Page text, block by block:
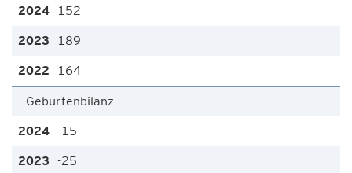
152
189
164
Geburtenbilanz
-15
-25